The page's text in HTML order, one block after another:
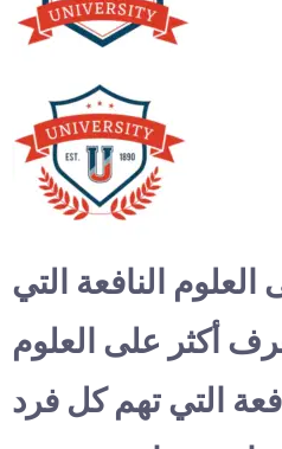
النافعة التي
أكثر على العلوم
التي تهم كل فرد